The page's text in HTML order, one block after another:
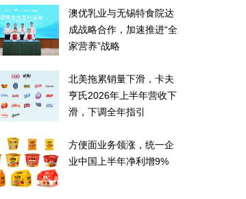
澳优乳业与无锡特食院达
成战略合作，加速推进“全
家营养”战略
北美拖累销量下滑，卡夫
亨氏2026年上半年营收下
滑，下调全年指引
方便面业务领涨，统一企
业中国上半年净利增9%